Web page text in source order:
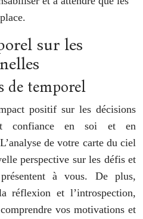
sur les
de temporel
positif sur les décisions
confiance en soi et en
de votre carte du ciel
perspective sur les défis et
à vous. De plus,
réflexion et l’introspection,
vos motivations et